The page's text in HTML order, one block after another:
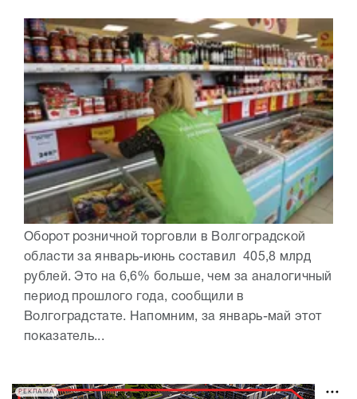
Оборот розничной торговли в Волгоградской
области за январь-июнь составил 405,8 млрд
рублей. Это на 6,6% больше, чем за аналогичный
период прошлого года, сообщили в
Волгоградстате. Напомним, за январь-май этот
показатель...
РЕКЛАМА